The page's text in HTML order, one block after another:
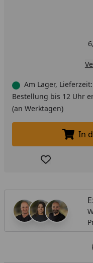
Am Lager,
Bestellung bis 12 Uhr
(an Werktagen)
In
Produkt zur